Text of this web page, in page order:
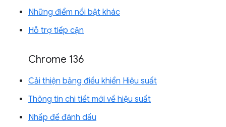
Những điểm nổi bật khác
Hỗ trợ tiếp cận
Chrome 136
Cải thiện bảng điều khiển Hiệu suất
Thông tin chi tiết mới về hiệu suất
Nhấp để đánh dấu